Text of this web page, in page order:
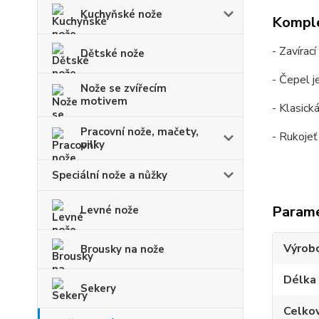
Kuchyňské nože
Dětské nože
Nože se zvířecím
motivem
Pracovní nože, mačety,
pilky
Speciální nože a nůžky
Levné nože
Brousky na nože
Sekery
-
- Čepel
-
-